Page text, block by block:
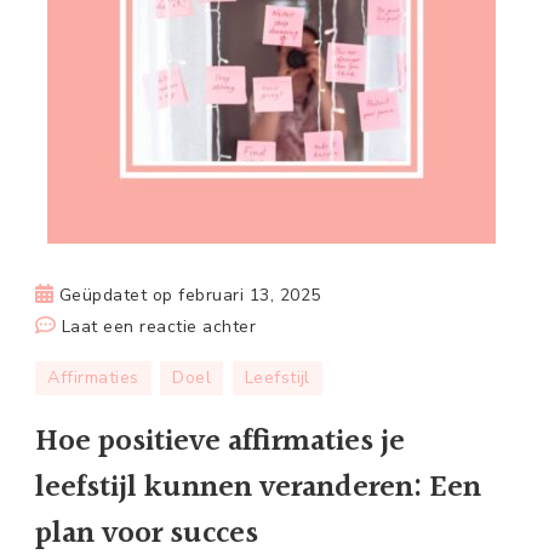
Geüpdatet opfebruari 13, 2025
Laat een reactie achterop
positieve
je
leefstijl
veranderen:
Affirmaties Doel Leefstijl
Hoe positieve affirmaties je
leefstijl kunnen veranderen: Een
plan voor succes